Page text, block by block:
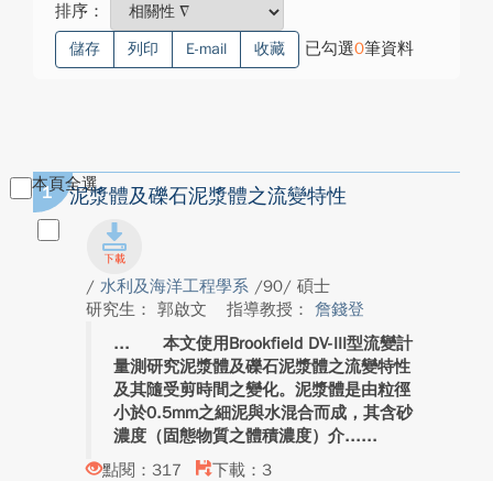
排序：
儲存 列印 E-mail 收藏 已勾選0筆資料
本頁全選
1 泥漿體及礫石泥漿體之流變特性
/ 水利及海洋工程學系 /90/ 碩士
研究生： 郭啟文
指導教授： 詹錢登
本文使用Brookfield DV-III型流變計
量測研究泥漿體及礫石泥漿體之流變特性
及其隨受剪時間之變化。泥漿體是由粒徑
小於0.5mm之細泥與水混合而成，其含砂
濃度（固態物質之體積濃度）介...
點閱：317
下載：3